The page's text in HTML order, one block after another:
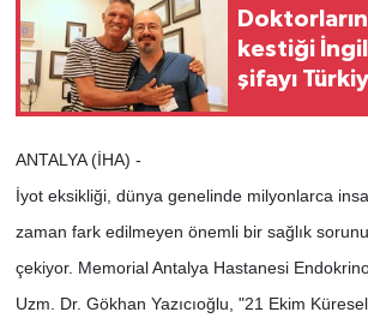
kestiği
şifayı
ANTALYA (İHA) -
İyot eksikliği, dünya genelinde milyonlarca
zaman fark edilmeyen önemli bir sağlık
çekiyor. Memorial Antalya Hastanesi
Uzm. Dr. Gökhan Yazıcıoğlu, "21 Ekim